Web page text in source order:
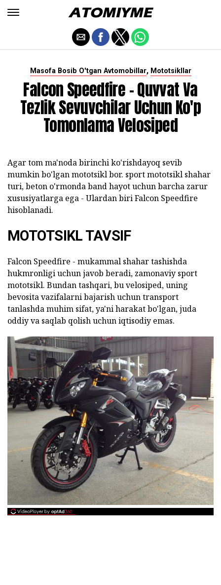
Masofa Bosib O'tgan Avtomobillar, Mototsikllar
Falcon Speedfire - Quvvat Va
Tezlik Sevuvchilar Uchun Ko'p
Tomonlama Velosiped
Agar tom ma'noda birinchi ko'rishdayoq sevib
mumkin bo'lgan mototsikl bor. sport mototsikl shahar
turi, beton o'rmonda band hayot uchun barcha zarur
xususiyatlarga ega - Ulardan biri Falcon Speedfire
hisoblanadi.
MOTOTSIKL TAVSIF
Falcon Speedfire - mukammal shahar tashishda
hukmronligi uchun javob beradi, zamonaviy sport
mototsikl. Bundan tashqari, bu velosiped, uning
bevosita vazifalarni bajarish uchun transport
tanlashda muhim sifat, ya'ni harakat bo'lgan, juda
oddiy va saqlab qolish uchun iqtisodiy emas.